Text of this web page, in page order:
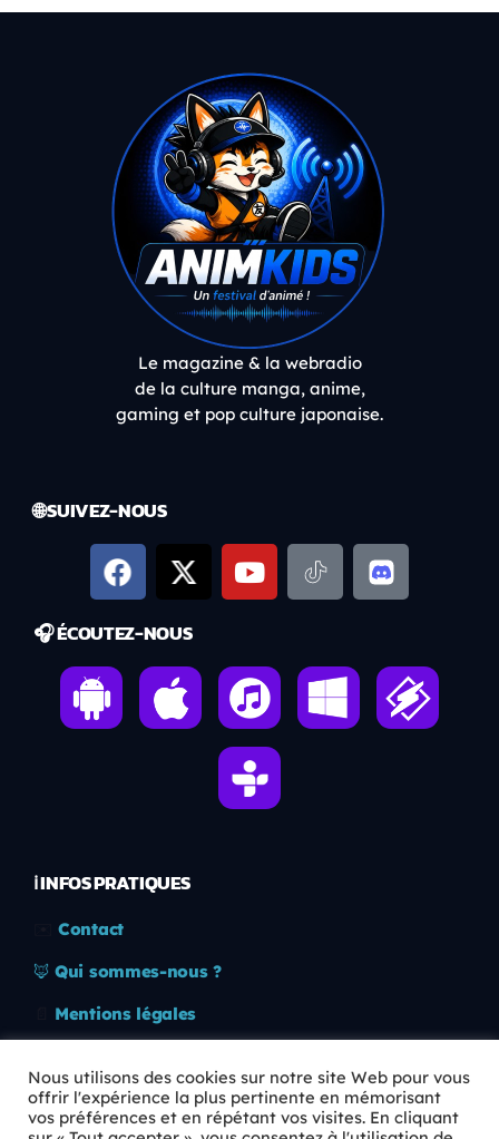
Le magazine & la webradio
de la culture manga, anime,
gaming et pop culture japonaise.
🌐 SUIVEZ-NOUS
🎧 ÉCOUTEZ-NOUS
ℹ️ INFOS PRATIQUES
Contact
🦊 Qui sommes-nous ?
Mentions légales
🛡️ RGPD
Nous utilisons des cookies sur notre site Web pour vous
offrir l'expérience la plus pertinente en mémorisant
vos préférences et en répétant vos visites. En cliquant